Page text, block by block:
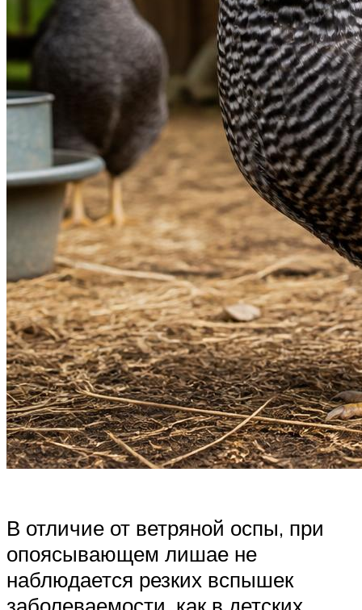
В отличие от ветряной оспы, при
опоясывающем лишае не
наблюдается резких вспышек